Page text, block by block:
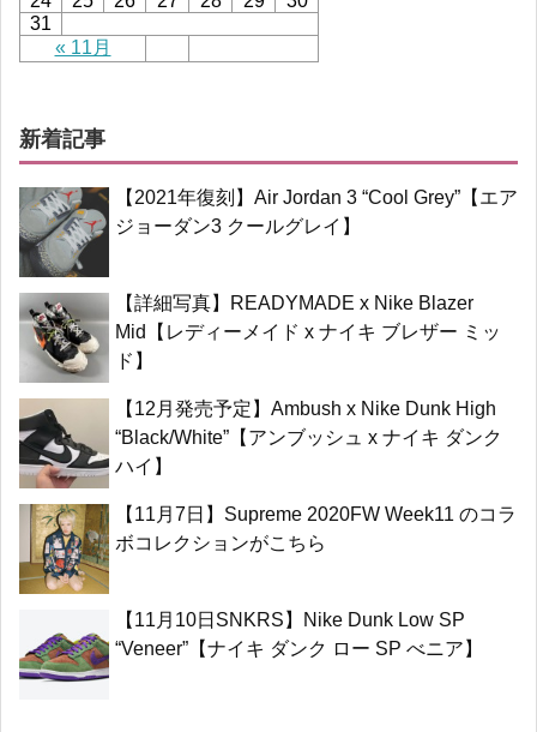
« 11月
31
新着記事
【2021年復刻】Air Jordan 3 “Cool Grey”【エア
ジョーダン3 クールグレイ】
【詳細写真】READYMADE x Nike Blazer
Mid【レディーメイド x ナイキ ブレザー ミッ
ド】
【12月発売予定】Ambush x Nike Dunk High
“Black/White”【アンブッシュ x ナイキ ダンク
ハイ】
【11月7日】Supreme 2020FW Week11 のコラ
ボコレクションがこちら
【11月10日SNKRS】Nike Dunk Low SP
“Veneer”【ナイキ ダンク ロー SP べニア】